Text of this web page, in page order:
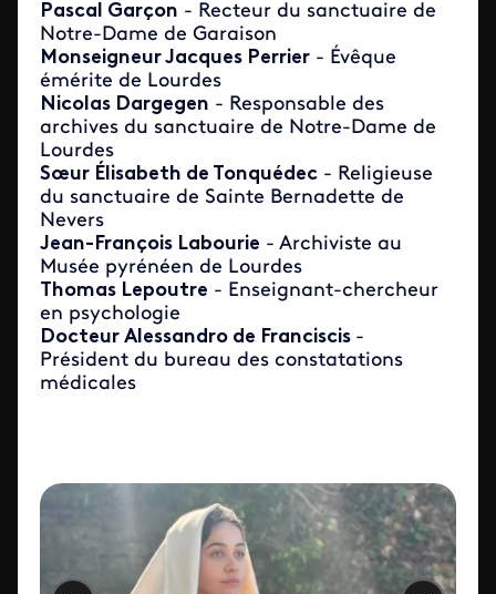
Pascal Garçon - Recteur du sanctuaire de
Notre-Dame de Garaison
Monseigneur Jacques Perrier - Évêque
émérite de Lourdes
Nicolas Dargegen - Responsable des
archives du sanctuaire de Notre-Dame de
Lourdes
Sœur Élisabeth de Tonquédec - Religieuse
du sanctuaire de Sainte Bernadette de
Nevers
Jean-François Labourie - Archiviste au
Musée pyrénéen de Lourdes
Thomas Lepoutre - Enseignant-chercheur
en psychologie
Docteur Alessandro de Franciscis -
Président du bureau des constatations
médicales